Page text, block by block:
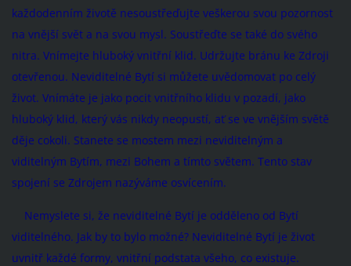
každodenním životě nesoustřeďujte veškerou svou pozornost
na vnější svět a na svou mysl. Soustřeďte se také do svého
nitra. Vnímejte hluboký vnitřní klid. Udržujte bránu ke Zdroji
otevřenou. Neviditelné Bytí si můžete uvědomovat po celý
život. Vnímáte je jako pocit vnitřního klidu v pozadí, jako
hluboký klid, který vás nikdy neopustí, ať se ve vnějším světě
děje cokoli. Stanete se mostem mezi neviditelným a
viditelným Bytím, mezi Bohem a tímto světem. Tento stav
spojení se Zdrojem nazýváme osvícením.
Nemyslete si, že neviditelné Bytí je odděleno od Bytí
viditelného. Jak by to bylo možné? Neviditelné Bytí je život
uvnitř každé formy, vnitřní podstata všeho, co existuje.